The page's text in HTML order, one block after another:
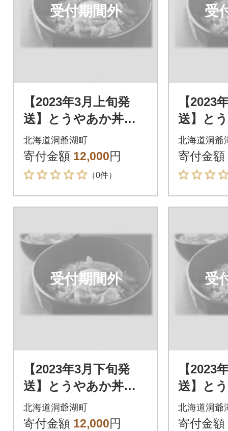
受付期間外
【2023年3月上旬発
送】とうやあか丼の
具 100g×2袋入り 2
箱
北海道洞爺湖町
寄付金額 12,000円
（0件）
受
【2023
送】と
具
箱
北海道洞爺
寄付金額
受付期間外
【2023年3月下旬発
送】とうやあか丼の
具 100g×2袋入り 2
箱
北海道洞爺湖町
寄付金額 12,000円
受
【2023
送】と
具
箱
北海道洞爺
寄付金額